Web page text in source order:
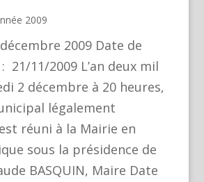
2009
2009 Date de
21/11/2009 L’an deux mil
2 décembre à 20 heures,
légalement
réuni à la Mairie en
sous la présidence de
BASQUIN, Maire Date